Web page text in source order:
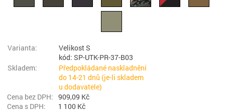
Velikost S
kód: SP-UTK-PR-37-B03
Předpokládané naskladnění
do 14-21 dnů (je-li skladem
u dodavatele)
909,09 Kč
1 100 Kč